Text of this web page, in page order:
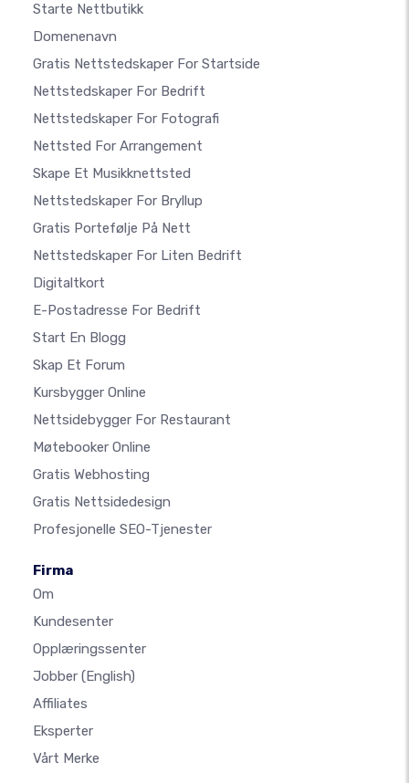
Starte Nettbutikk
Domenenavn
Gratis Nettstedskaper For Startside
Nettstedskaper For Bedrift
Nettstedskaper For Fotografi
Nettsted For Arrangement
Skape Et Musikknettsted
Nettstedskaper For Bryllup
Gratis Portefølje På Nett
Nettstedskaper For Liten Bedrift
Digitaltkort
E-Postadresse For Bedrift
Start En Blogg
Skap Et Forum
Kursbygger Online
Nettsidebygger For Restaurant
Møtebooker Online
Gratis Webhosting
Gratis Nettsidedesign
Profesjonelle SEO-Tjenester
Firma
Om
Kundesenter
Opplæringssenter
Jobber (English)
Affiliates
Eksperter
Vårt Merke